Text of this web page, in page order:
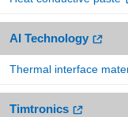
AI Technology
Thermal interface
Timtronics